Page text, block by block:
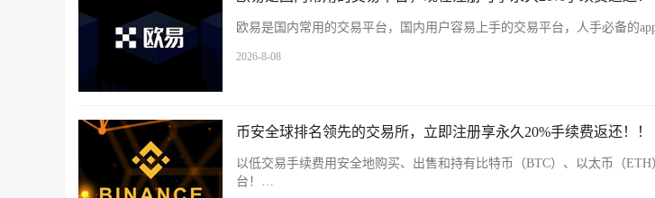
欧易是国内常用的交易平台，国内用户容易上手的交易平台，人手必备的
2026-8-08
币安全球排名领先的交易所，立即注册享永久20%手续费返还！！
以低交易手续费用安全地购买、出售和持有比特币（BTC）、以太币（
台！…